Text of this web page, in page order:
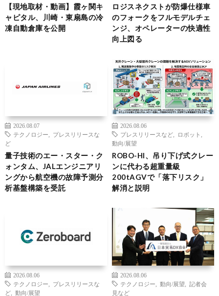
【現地取材・動画】霞ヶ関キ
ャピタル、川崎・東扇島の冷
凍自動倉庫を公開
ロジスネクストが防爆仕様車
のフォークをフルモデルチェ
ンジ、オペレーターの快適性
向上図る
2026.08.07
テクノロジー
プレスリリースな
ど
量子技術のエー・スター・ク
ォンタム、JALエンジニアリ
ングから航空機の故障予測分
析基盤構築を受託
2026.08.06
プレスリリースなど
ロボット
動向/展望
ROBO-HI、吊り下げ式クレー
ンに代わる超重量級
200tAGVで「落下リスク」
解消と説明
2026.08.06
テクノロジー
プレスリリースな
ど
動向/展望
2026.08.06
テクノロジー
動向/展望
記者会
見など